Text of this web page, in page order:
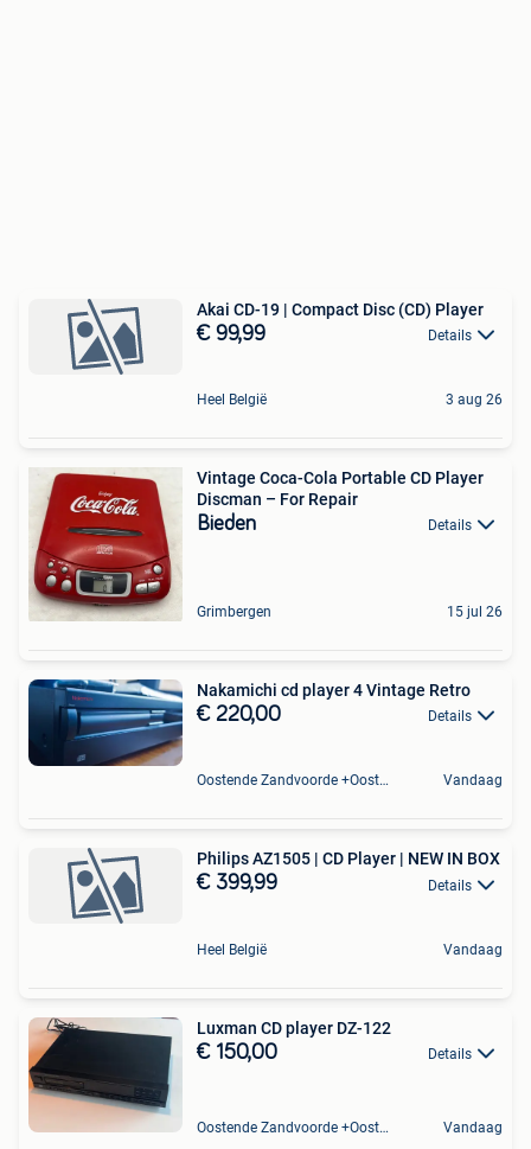
Akai CD-19 | Compact Disc (CD) Player
€ 99,99 Details
Heel België 3 aug 26
Vintage Coca-Cola Portable CD Player
Discman – For Repair
Bieden Details
Grimbergen 15 jul 26
Nakamichi cd player 4 Vintage Retro
€ 220,00 Details
Oostende Zandvoorde +Oostende Vandaag
Philips AZ1505 | CD Player | NEW IN BOX
€ 399,99 Details
Heel België Vandaag
Luxman CD player DZ-122
€ 150,00 Details
Oostende Zandvoorde +Oostende Vandaag